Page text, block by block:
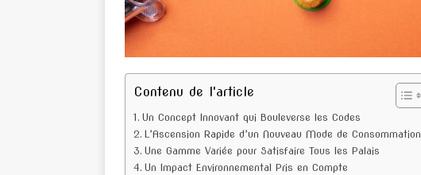
Contenu de l'article
Un Concept Innovant qui Bouleverse les Codes
L’Ascension Rapide d’un Nouveau Mode de Consommation
Une Gamme Variée pour Satisfaire Tous les Palais
Un Impact Environnemental Pris en Compte